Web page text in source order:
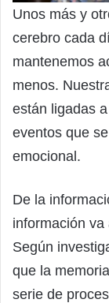
Unos más y
cerebro cada
mantenemos
menos.
están ligadas
eventos que
emocional.
De la
información
Según
que la
serie de